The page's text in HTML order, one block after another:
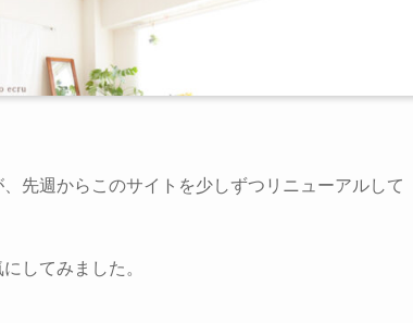
先週からこのサイトを少しずつリニューアルして
してみました。